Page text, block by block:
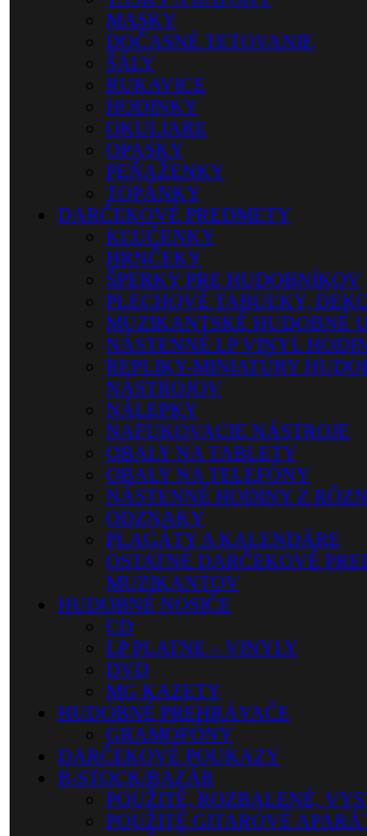
MASKY
DOČASNÉ TETOVANIE
ŠÁLY
RUKAVICE
HODINKY
OKULIARE
OPASKY
PEŇAŽENKY
TOPÁNKY
DARČEKOVÉ PREDMETY
KĽÚČENKY
HRNČEKY
ŠPERKY PRE HUDOBNÍKOV
PLECHOVÉ TABUĽKY,
MUZIKANTSKÉ HUDOBNÉ
NÁSTENNÉ LP VINYL
REPLIKY-MINIATÚRY
NÁSTROJOV
NÁLEPKY
NAFUKOVACIE NÁSTROJE
OBALY NA TABLETY
OBALY NA TELEFÓNY
NÁSTENNÉ HODINY Z
ODZNAKY
PLAGÁTY A KALENDÁRE
OSTATNÉ DARČEKOVÉ
MUZIKANTOV
HUDOBNÉ NOSIČE
CD
LP PLATNE – VINYLY
DVD
MG KAZETY
HUDOBNÉ PREHRÁVAČE
GRAMOFÓNY
DARČEKOVÉ POUKAZY
B-STOCK/BAZÁR
POUŽITÉ, ROZBALENÉ,
POUŽITÉ GITAROVÉ